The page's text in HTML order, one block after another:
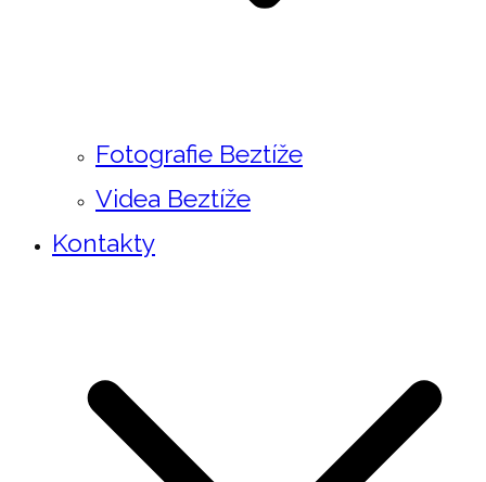
Fotografie Beztíže
Videa Beztíže
Kontakty